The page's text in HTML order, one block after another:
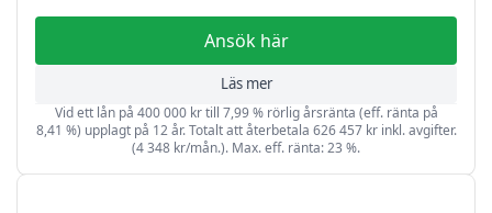
Ansök här
Läs mer
Vid ett lån på 400 000 kr till 7,99 % rörlig årsränta (eff. ränta på
8,41 %) upplagt på 12 år. Totalt att återbetala 626 457 kr inkl. avgifter.
(4 348 kr/mån.). Max. eff. ränta: 23 %.